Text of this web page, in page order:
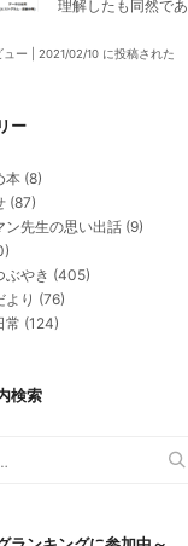
理解したも同然であ
ュー 2021/02/10 に投稿された
ー
本 (8)
(87)
ン先生の思い出話 (9)
ぶやき (405)
より (76)
常 (124)
検索